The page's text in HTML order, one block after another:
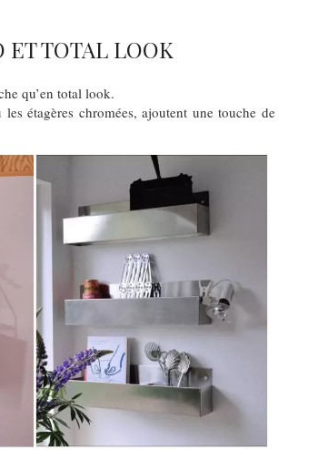
ET TOTAL LOOK
qu’en total look.
étagères chromées, ajoutent une touche de